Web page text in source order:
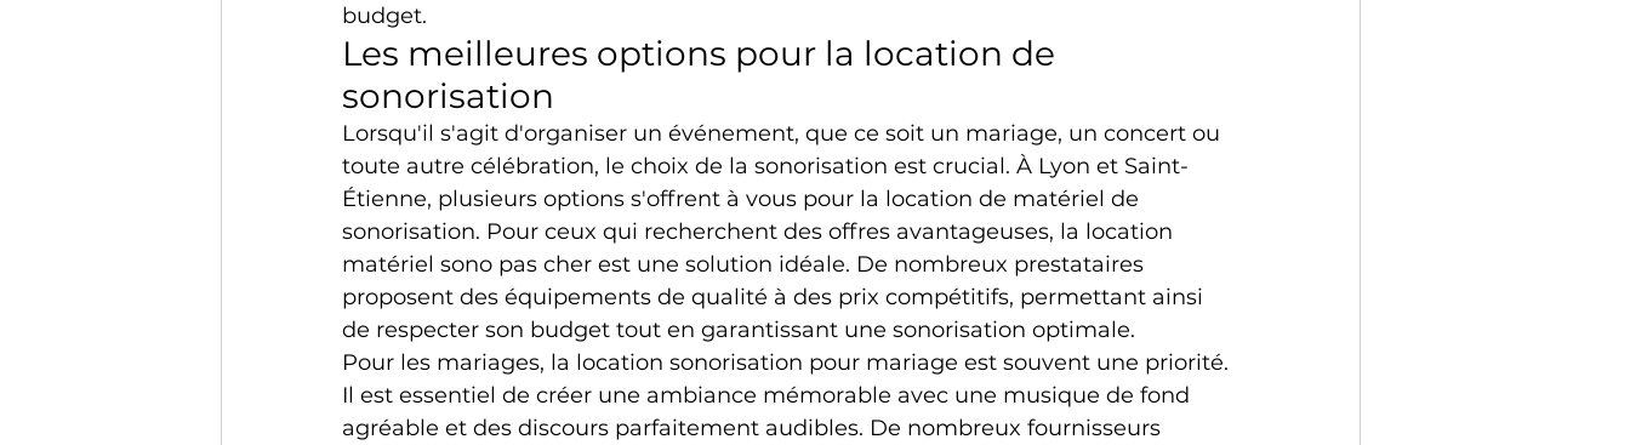
budget.
Les meilleures options pour la location de
sonorisation
Lorsqu'il s'agit d'organiser un événement, que ce soit un mariage, un concert ou
toute autre célébration, le choix de la sonorisation est crucial. À Lyon et Saint-
Étienne, plusieurs options s'offrent à vous pour la location de matériel de
sonorisation. Pour ceux qui recherchent des offres avantageuses, la location
matériel sono pas cher est une solution idéale. De nombreux prestataires
proposent des équipements de qualité à des prix compétitifs, permettant ainsi
de respecter son budget tout en garantissant une sonorisation optimale.
Pour les mariages, la location sonorisation pour mariage est souvent une priorité.
Il est essentiel de créer une ambiance mémorable avec une musique de fond
agréable et des discours parfaitement audibles. De nombreux fournisseurs